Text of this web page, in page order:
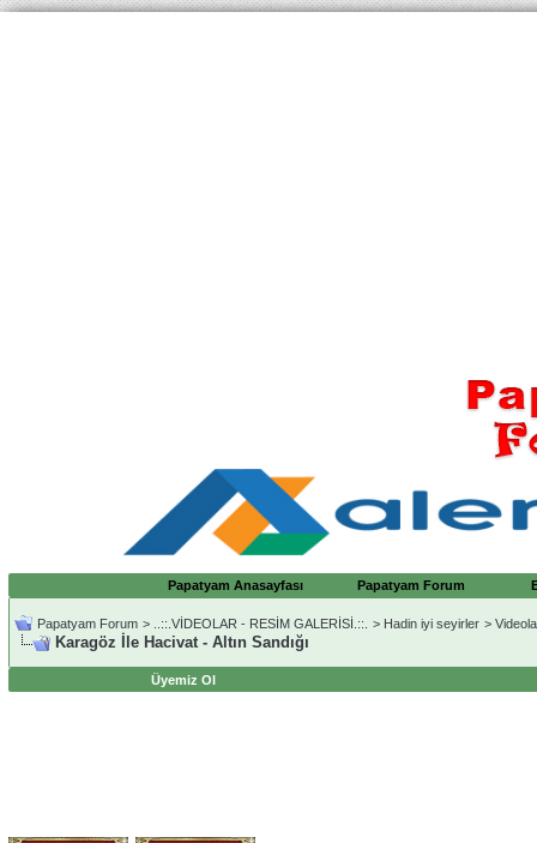
Papatyam Anasayfası Papatyam Forum
Papatyam Forum > ..::.VİDEOLAR - RESİM GALERİSİ.::. > Hadin iyi seyirler >
Karagöz İle Hacivat - Altın Sandığı
Üyemiz Ol